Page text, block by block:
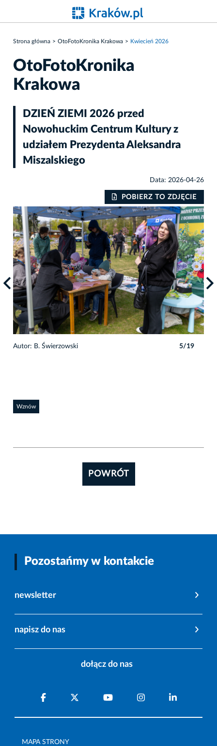
Strona główna OtoFotoKronika Krakowa Kwiecień 2026
OtoFotoKronika
Krakowa
DZIEŃ ZIEMI 2026 przed
Nowohuckim Centrum Kultury z
udziałem Prezydenta Aleksandra
Miszalskiego
Data: 2026-04-26
POBIERZ TO ZDJĘCIE
Autor: B. Świerzowski 5/19
Wznów
POWRÓT
Pozostańmy w kontakcie
newsletter
napisz do nas
dołącz do nas
MAPA STRONY